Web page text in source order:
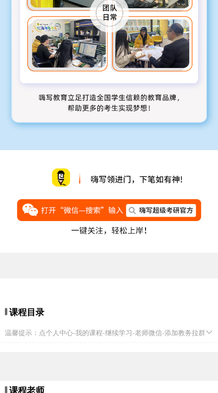
课程目录
温馨提示：点个人中心-我的课程-继续学习-老师微信-添加教务拉群
课程老师